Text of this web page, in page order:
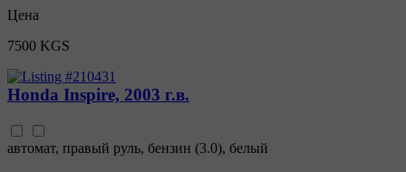
Цена
7500 KGS
Honda Inspire, 2003 г.в.
автомат, правый руль, бензин (3.0), белый